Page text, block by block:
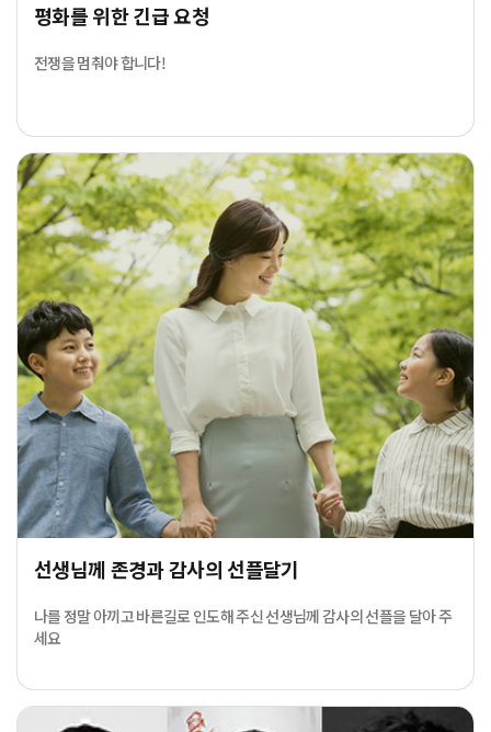
평화를 위한 긴급 요청
전쟁을 멈춰야 합니다!
선생님께 존경과 감사의 선플달기
나를 정말 아끼고 바른길로 인도해 주신 선생님께 감사의 선플을 달아 주
세요